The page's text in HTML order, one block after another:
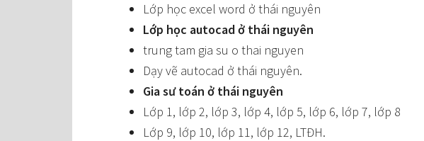
Lớp học excel word ở thái nguyên
Lớp học autocad ở thái nguyên
trung tam gia su o thai nguyen
Dạy vẽ autocad ở thái nguyên.
Gia sư toán ở thái nguyên
Lớp 1, lớp 2, lớp 3, lớp 4, lớp 5, lớp 6, lớp 7, lớp 8
Lớp 9, lớp 10, lớp 11, lớp 12, LTĐH.